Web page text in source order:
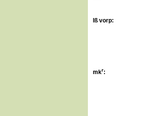
lß vorp:
mkr: